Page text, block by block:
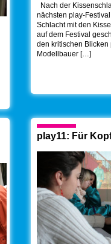
Nach der
nächsten play-
Schlacht mit den
auf dem Festival
den kritischen Blicken
Modellbauer […]
play11: Für